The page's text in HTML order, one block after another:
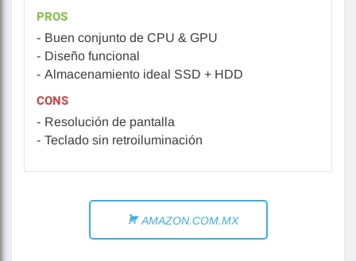
PROS
Buen conjunto de CPU & GPU
Diseño funcional
Almacenamiento ideal SSD + HDD
CONS
Resolución de pantalla
Teclado sin retroiluminación
AMAZON.COM.MX